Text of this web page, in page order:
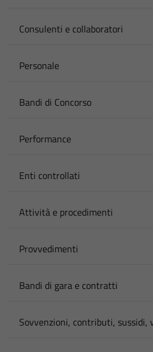
Consulenti e collaboratori
Personale
Bandi di Concorso
Performance
Enti controllati
Attività e procedimenti
Provvedimenti
Bandi di gara e contratti
Sovvenzioni, contributi, sussidi,